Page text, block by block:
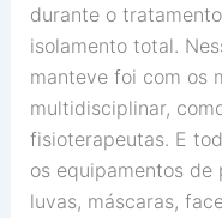
durante o
isolamento total.
manteve foi com os
multidisciplinar,
fisioterapeutas. E
os equipamentos de
luvas, máscaras,